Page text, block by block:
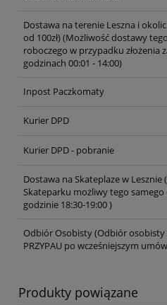
Dostawa na terenie Leszna i
od 100zł)(Możliwość dostawy
roboczego w przypadku złożenia
godzinach 00:01 - 14:00)
Inpost Paczkomaty
Kurier DPD
Kurier DPD - pobranie
Dostawa na Skateplaze w Lesznie
Skateparku możliwy tego samego
godzinie 18:30-19:00 )
Odbiór Osobisty(Odbiór osobisty
PRZYPAU po wcześniejszym
Produkty powiązane